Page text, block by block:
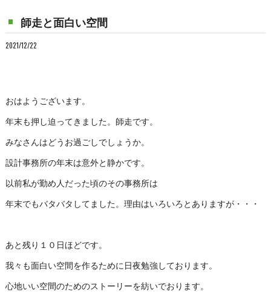
師走と面白い空間
2021/12/22
おはようございます。
年末も押し迫ってきました。師走です。
みなさんはどうお過ごしでしょうか。
設計事務所の年末は意外と静かです。
以前私が勤め人だった頃のその事務所は
年末でもバタバタしてました。理由はいろいろとありますが・・・
あと残り１０日ほどです。
我々も面白い空間を作るために日夜勉強しております。
心地いい空間のためのストーリーを紡いでおります。